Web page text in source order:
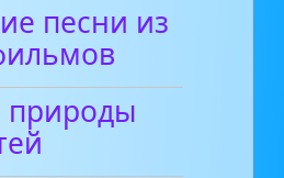
песни из
природы